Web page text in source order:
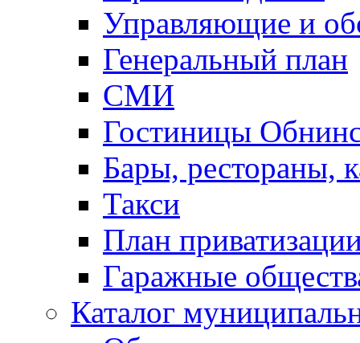
Управляющие и
Генеральный план
СМИ
Гостиницы
Бары, рестораны,
Такси
План
Гаражные
Каталог